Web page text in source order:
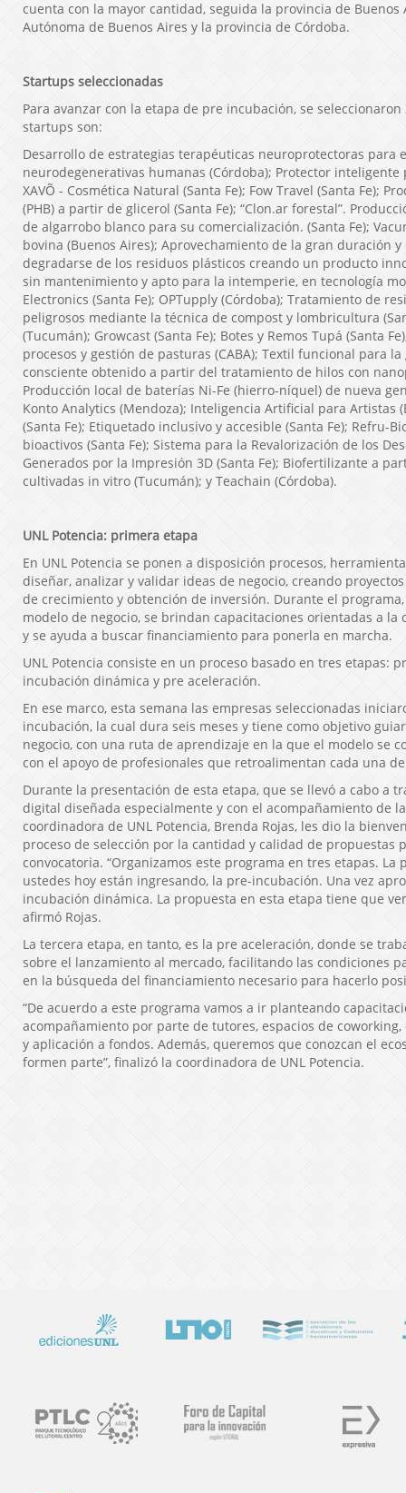
cuenta con la mayor cantidad, seguida la provincia de Buenos
Autónoma de Buenos Aires y la provincia de Córdoba.
Startups seleccionadas
Para avanzar con la etapa de pre incubación, se
startups son:
Desarrollo de estrategias terapéuticas neuroprotectoras para
neurodegenerativas humanas (Córdoba); Protector inteligente
XAVÕ - Cosmética Natural (Santa Fe); Fow Travel (Santa Fe);
(PHB) a partir de glicerol (Santa Fe); “Clon.ar forestal”.
de algarrobo blanco para su comercialización. (Santa Fe);
bovina (Buenos Aires); Aprovechamiento de la gran duración
degradarse de los residuos plásticos creando un producto
sin mantenimiento y apto para la intemperie, en tecnología
Electronics (Santa Fe); OPTupply (Córdoba); Tratamiento de
peligrosos mediante la técnica de compost y lombricultura
(Tucumán); Growcast (Santa Fe); Botes y Remos Tupá (Santa
procesos y gestión de pasturas (CABA); Textil funcional para
consciente obtenido a partir del tratamiento de hilos con
Producción local de baterías Ni-Fe (hierro-níquel) de nueva
Konto Analytics (Mendoza); Inteligencia Artificial para Artistas
(Santa Fe); Etiquetado inclusivo y accesible (Santa Fe); Refru-
bioactivos (Santa Fe); Sistema para la Revalorización de los
Generados por la Impresión 3D (Santa Fe); Biofertilizante a
cultivadas in vitro (Tucumán); y Teachain (Córdoba).
UNL Potencia: primera etapa
En UNL Potencia se ponen a disposición procesos,
diseñar, analizar y validar ideas de negocio, creando
de crecimiento y obtención de inversión. Durante el
modelo de negocio, se brindan capacitaciones orientadas a la
y se ayuda a buscar financiamiento para ponerla en marcha.
UNL Potencia consiste en un proceso basado en tres etapas:
incubación dinámica y pre aceleración.
En ese marco, esta semana las empresas seleccionadas
incubación, la cual dura seis meses y tiene como objetivo
negocio, con una ruta de aprendizaje en la que el modelo se
con el apoyo de profesionales que retroalimentan cada una
Durante la presentación de esta etapa, que se llevó a cabo a
digital diseñada especialmente y con el acompañamiento de
coordinadora de UNL Potencia, Brenda Rojas, les dio la
proceso de selección por la cantidad y calidad de propuestas
convocatoria. “Organizamos este programa en tres etapas. La
ustedes hoy están ingresando, la pre-incubación. Una vez
incubación dinámica. La propuesta en esta etapa tiene que
afirmó Rojas.
La tercera etapa, en tanto, es la pre aceleración, donde se
sobre el lanzamiento al mercado, facilitando las condiciones
en la búsqueda del financiamiento necesario para hacerlo
“De acuerdo a este programa vamos a ir planteando
acompañamiento por parte de tutores, espacios de
y aplicación a fondos. Además, queremos que conozcan el
formen parte”, finalizó la coordinadora de UNL Potencia.